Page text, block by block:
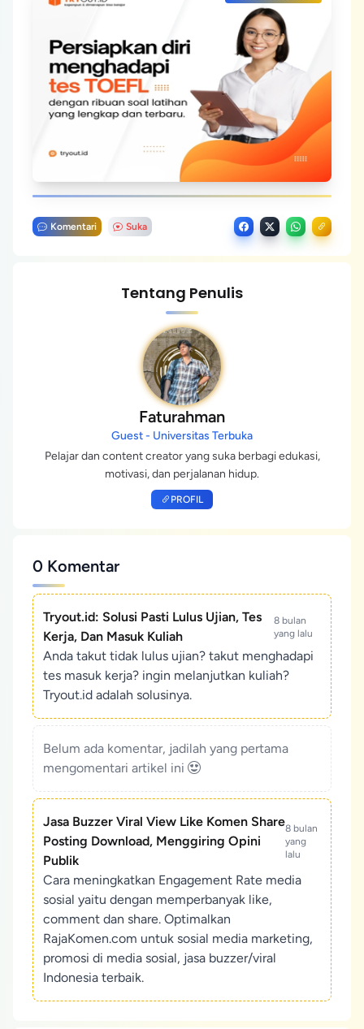
Komentari Suka
Tentang Penulis
Faturahman
Guest - Universitas Terbuka
Pelajar dan content creator yang suka berbagi edukasi,
motivasi, dan perjalanan hidup.
PROFIL
0 Komentar
Tryout.id: Solusi Pasti Lulus Ujian, Tes
Kerja, Dan Masuk Kuliah
8 bulan
yang lalu
Anda takut tidak lulus ujian? takut menghadapi
tes masuk kerja? ingin melanjutkan kuliah?
Tryout.id adalah solusinya.
Belum ada komentar, jadilah yang pertama
mengomentari artikel ini
Jasa Buzzer Viral View Like Komen Share
Posting Download, Menggiring Opini
Publik
8 bulan
yang
lalu
Cara meningkatkan Engagement Rate media
sosial yaitu dengan memperbanyak like,
comment dan share. Optimalkan
RajaKomen.com untuk sosial media marketing,
promosi di media sosial, jasa buzzer/viral
Indonesia terbaik.